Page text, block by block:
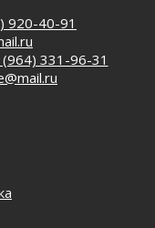
920-40-91
331-96-31